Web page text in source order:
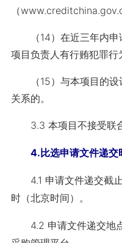
（
（14）在近三年内申
项目负责人有行贿犯罪行
（15）与本项目的设
关系的。
3.3 本项目不接受联合
4.比选申请文件递交
4.1 申请文件递交截
时（北京时间）。
4.2 申请文件递交地点